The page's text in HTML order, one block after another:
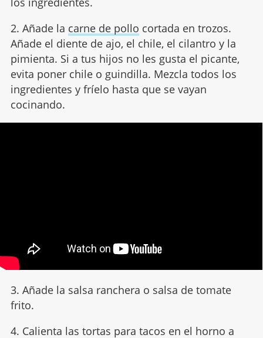
2. Añade la carne de pollo cortada en trozos.
Añade el diente de ajo, el chile, el cilantro y la
pimienta. Si a tus hijos no les gusta el picante,
evita poner chile o guindilla. Mezcla todos los
ingredientes y fríelo hasta que se vayan
cocinando.
3. Añade la salsa ranchera o salsa de tomate
frito.
4. Calienta las tortas para tacos en el horno a